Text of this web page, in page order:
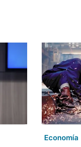
Economía